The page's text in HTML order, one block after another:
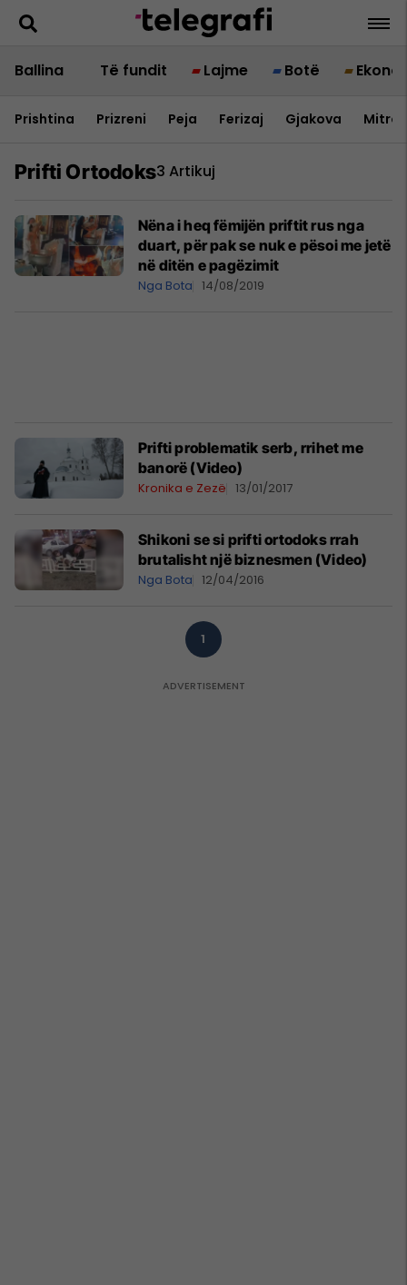
Ballina Të fundit Lajme Botë
Prishtina Prizreni Peja Ferizaj Gjakova
Prifti Ortodoks3 Artikuj
Nëna i heq fëmijën priftit rus nga
duart, për pak se nuk e pësoi me jetë
në ditën e pagëzimit
Nga Bota 14/08/2019
Prifti problematik serb, rrihet me
banorë (Video)
Kronika e Zezë 13/01/2017
Shikoni se si prifti ortodoks rrah
brutalisht një biznesmen (Video)
Nga Bota 12/04/2016
1